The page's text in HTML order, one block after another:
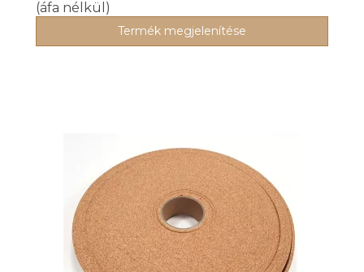
(áfa nélkül)
Termék megjelenítése